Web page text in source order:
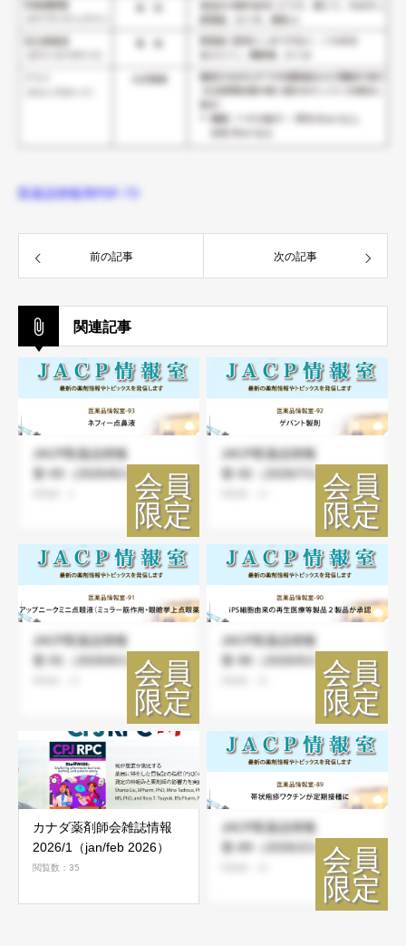
医薬品情報局PDF-73
前の記事 次の記事
関連記事
JACP医薬品情報
室-93（2026/8/1）
JACP医薬品情報
室-92（2026/7/1）
JACP医薬品情報
室-91（2026/6/1）
JACP医薬品情報
室-90（2026/5/1）
カナダ薬剤師会雑誌情報
2026/1（jan/feb 2026）
閲覧数：35
JACP医薬品情報
室-89（2026/2/1）